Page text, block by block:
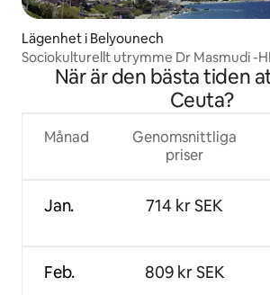
Lägenhet i Belyounech
Sociokulturellt utrymme Dr Masmudi -
När är den bästa tiden
Ceuta?
Månad
Jan.
Feb.
Genomsnittliga
priser
714 kr SEK
809 kr SEK